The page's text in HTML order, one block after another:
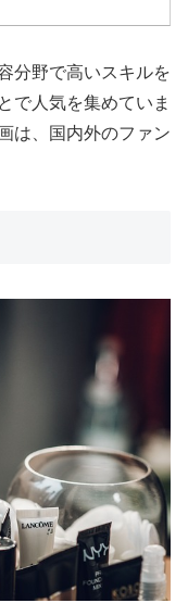
分野で高いスキルを
で人気を集めていま
は、国内外のファン